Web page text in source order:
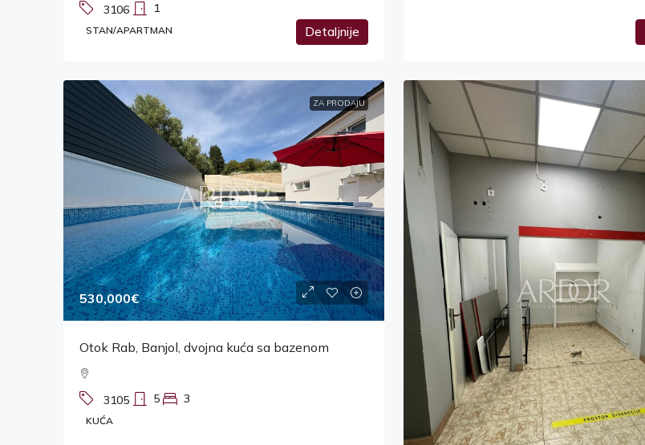
3106 1
STAN/APARTMAN Detaljnije
ZA PRODAJU
530,000€
Otok Rab, Banjol, dvojna kuća sa bazenom
3105 5 3
KUĆA